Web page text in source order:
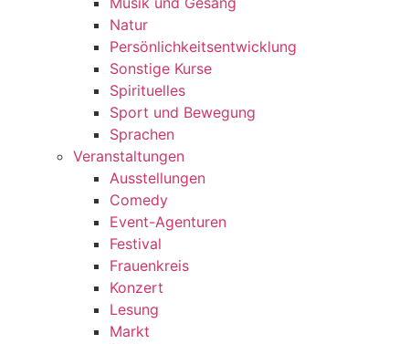
Natur
Persönlichkeitsentwicklung
Sonstige Kurse
Spirituelles
Sport und Bewegung
Sprachen
Veranstaltungen
Ausstellungen
Comedy
Event-Agenturen
Festival
Frauenkreis
Konzert
Lesung
Markt